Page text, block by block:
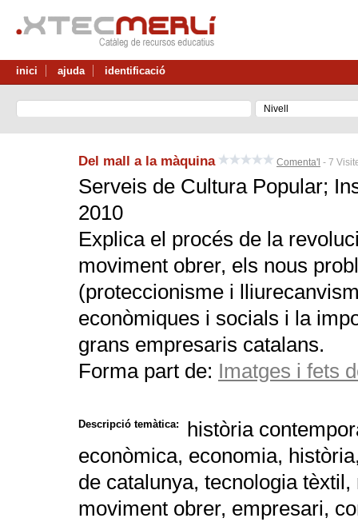
inici ajuda identificació
Del mall a la màquina Comenta'l - 7
Serveis de Cultura Popular;
2010
Explica el procés de la
moviment obrer, els nous
(proteccionisme i
econòmiques i socials i la
grans empresaris catalans.
Forma part de: Imatges i fets
Descripció temàtica:
història
econòmica, economia,
de catalunya, tecnologia
moviment obrer, empresari,